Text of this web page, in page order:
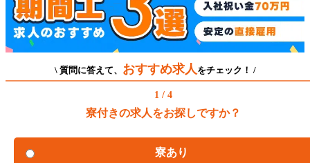
\ 質問に答えて、 おすすめ求人 をチェック！ /
1 / 4
寮付きの求人をお探しですか？
寮あり